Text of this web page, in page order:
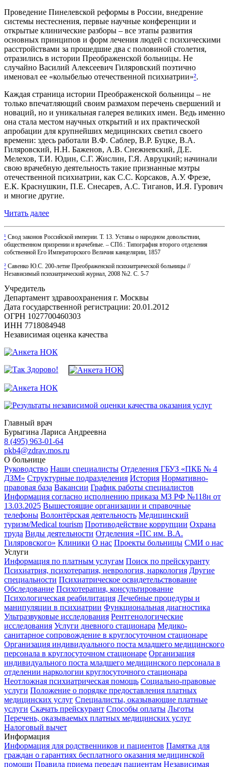
Проведение Пинелевской реформы в России, внедрение
системы нестеснения, первые научные конференции и
открытые клинические разборы – все этапы развития
основных принципов и форм лечения людей с психическими
расстройствами за прошедшие два с половиной столетия,
отразились в истории Преображенской больницы. Не
случайно Василий Алексеевич Гиляровский поэтично
именовал ее «колыбелью отечественной психиатрии»².
Каждая страница истории Преображенской больницы – не
только впечатляющий своим размахом перечень свершений и
новаций, но и уникальная галерея великих имен. Ведь именно
она стала местом научных открытий и их практической
апробации для крупнейших медицинских светил своего
времени: здесь работали В.Ф. Саблер, В.Р. Буцке, В.А.
Гиляровский, Н.Н. Баженов, А.В. Снежневский, Д.Е.
Мелехов, Т.И. Юдин, С.Г. Жислин, Г.Я. Авруцкий; начинали
свою врачебную деятельность такие признанные мэтры
отечественной психиатрии, как С.С. Корсаков, А.У. Фрезе,
Е.К. Краснушкин, П.Е. Снесарев, А.С. Тиганов, И.Я. Гурович
и многие другие.
Читать далее
¹ Свод законов Российской империи. Т. 13. Уставы о народном довольствии,
общественном призрении и врачебные. – СПб.: Типография второго отделения
собственной Его Императорского Величия канцелярии, 1857
² Савенко Ю.С. 200-летие Преображенской психиатрической больницы //
Независимый психиатрический журнал, 2008 №2. С. 5-7
Учредитель
Департамент здравоохранения г. Москвы
Дата государственной регистрации: 20.01.2012
ОГРН 1027700460303
ИНН 7718084948
Независимая оценка качества
Главный врач
Бурыгина Лариса Андреевна
8 (495) 963-01-64
pkb4@zdrav.mos.ru
О больнице
Руководство Наши специалисты Отделения ГБУЗ «ПКБ № 4
ДЗМ» Структурные подразделения История Нормативно-
правовая база Вакансии График работы специалистов
Информация согласно исполнению приказа МЗ РФ №118н от
13.03.2025 Вышестоящие организации и справочные
телефоны Волонтёрская деятельность Медицинский
туризм/Medical tourism Противодействие коррупции Охрана
труда Виды деятельности Отделения «ПС им. В.А.
Гиляровского» Клиники О нас Проекты больницы СМИ о нас
Услуги
Информация по платным услугам Поиск по прейскуранту
Психиатрия, психотерапия, неврология, наркология Другие
специальности Психиатрическое освидетельствование
Обследование Психотерапия, консультирование
Психологическая реабилитация Лечебные процедуры и
манипуляции в психиатрии Функциональная диагностика
Ультразвуковые исследования Рентгенологические
исследования Услуги дневного стационара Медико-
санитарное сопровождение в круглосуточном стационаре
Организация индивидуального поста младшего медицинского
персонала в круглосуточном стационаре Организация
индивидуального поста младшего медицинского персонала в
отделении наркологии круглосуточного стационара
Неотложная психиатрическая помощь Социально-правовые
услуги Положение о порядке предоставления платных
медицинских услуг Специалисты, оказывающие платные
услуги Скачать прейскурант Способы оплаты Льготы
Перечень, оказываемых платных медицинских услуг
Налоговый вычет
Информация
Информация для родственников и пациентов Памятка для
граждан о гарантиях бесплатного оказания медицинской
помощи Правила приема передач пациентам Независимая